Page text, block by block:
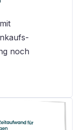
noch